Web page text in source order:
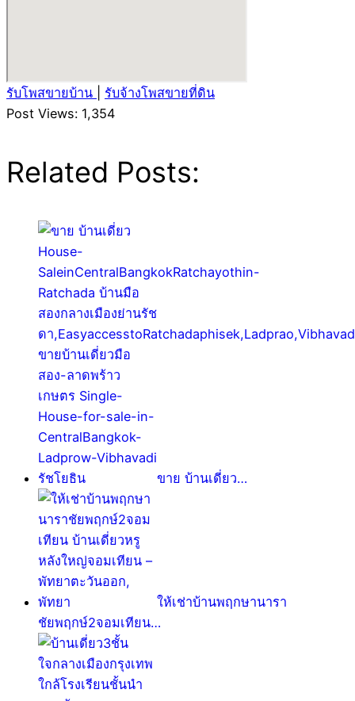
รับโพสขายบ้าน
รับจ้างโพสขายที่ดิน
Post Views: 1,354
Related Posts:
ขาย บ้านเดี่ยว…
ให้เช่าบ้านพฤกษานารา
ชัยพฤกษ์2จอมเทียน…